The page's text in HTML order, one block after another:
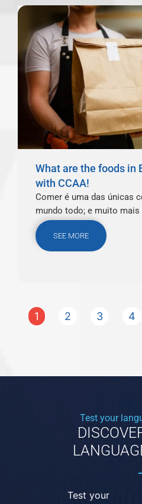
What are the foods in
with CCAA!
Comer é uma das únicas
mundo todo; e muito mais
SEE MORE
1 2 3 4
Test your
Test your